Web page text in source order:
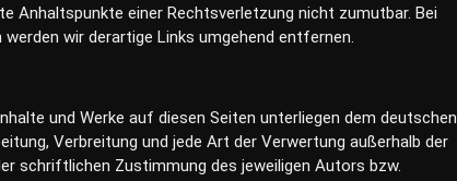
Anhaltspunkte einer Rechtsverletzung nicht zumutbar. Bei
wir derartige Links umgehend entfernen.
und Werke auf diesen Seiten unterliegen dem deutschen
Verbreitung und jede Art der Verwertung außerhalb der
schriftlichen Zustimmung des jeweiligen Autors bzw.